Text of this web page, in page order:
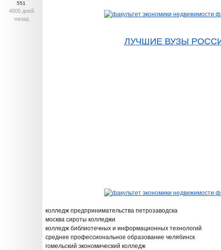
551
4005 дней
назад
ЛУЧШИЕ ВУЗЫ
колледж предпринимательства петрозаводска
москва сироты колледжи
колледж библиотечных и информационных технологий
среднее профессиональное образование челябинск
гомельский экономический колледж